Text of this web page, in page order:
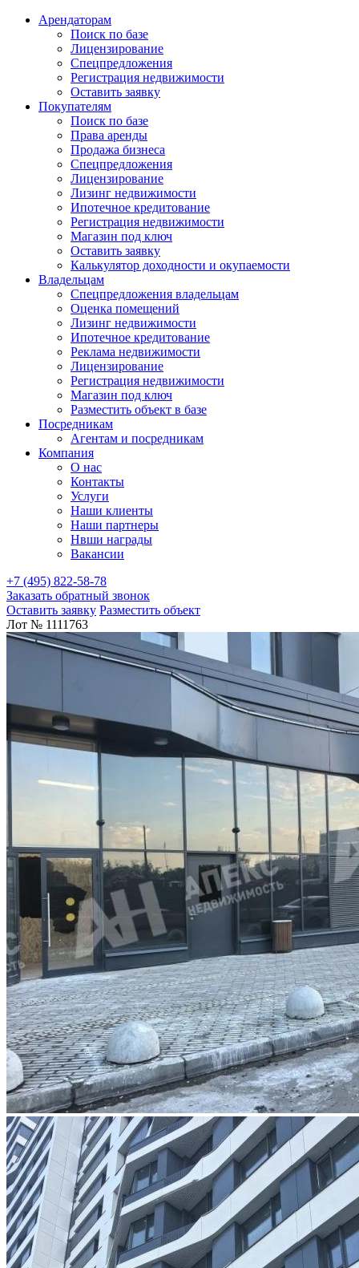
Арендаторам
Поиск по базе
Лицензирование
Спецпредложения
Регистрация недвижимости
Оставить заявку
Покупателям
Поиск по базе
Права аренды
Продажа бизнеса
Спецпредложения
Лицензирование
Лизинг недвижимости
Ипотечное кредитование
Регистрация недвижимости
Магазин под ключ
Оставить заявку
Калькулятор доходности и окупаемости
Владельцам
Спецпредложения владельцам
Оценка помещений
Лизинг недвижимости
Ипотечное кредитование
Реклама недвижимости
Лицензирование
Регистрация недвижимости
Магазин под ключ
Разместить объект в базе
Посредникам
Агентам и посредникам
Компания
О нас
Контакты
Услуги
Наши клиенты
Наши партнеры
Нвши награды
Вакансии
+7 (495) 822-58-78
Заказать обратный звонок
Оставить заявку Разместить объект
Лот № 1111763